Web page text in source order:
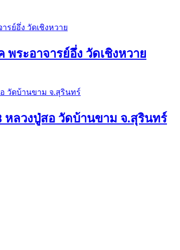
ระอาจารย์อึ่ง วัดเชิงหวาย
หลวงปู่สอ วัดบ้านขาม จ.สุรินทร์